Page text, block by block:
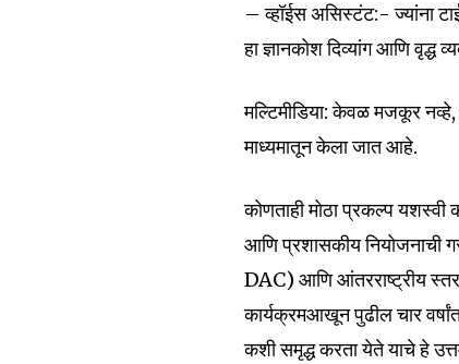
Fans
– व्हॉईस असिस्टंट:- ज्यांना
हा ज्ञानकोश दिव्यांग आणि वृद्ध
मल्टिमीडिया: केवळ मजकूर
माध्यमातून केला जात आहे.
कोणताही मोठा प्रकल्प
आणि प्रशासकीय
DAC) आणि आंतरराष्ट्रीय
कार्यक्रमआखून पुढील चार
कशी समृद्ध करता येते याचे हे